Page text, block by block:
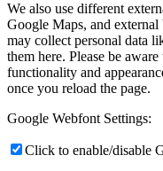
We also use different
Google Maps, and
may collect personal data
them here. Please be
functionality and
once you reload the page.
Google Webfont Settings:
Click to enable/disable